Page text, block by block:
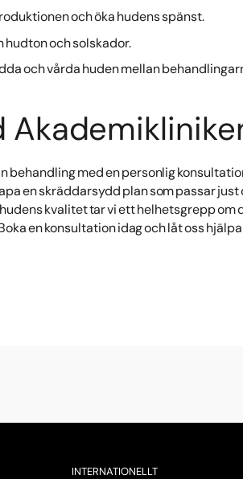
och öka hudens spänst.
och solskador.
och vårda huden mellan
med en personlig
en skräddarsydd plan som passar just
kvalitet tar vi ett helhetsgrepp om
en konsultation idag och låt oss
INTERNATIONELLT